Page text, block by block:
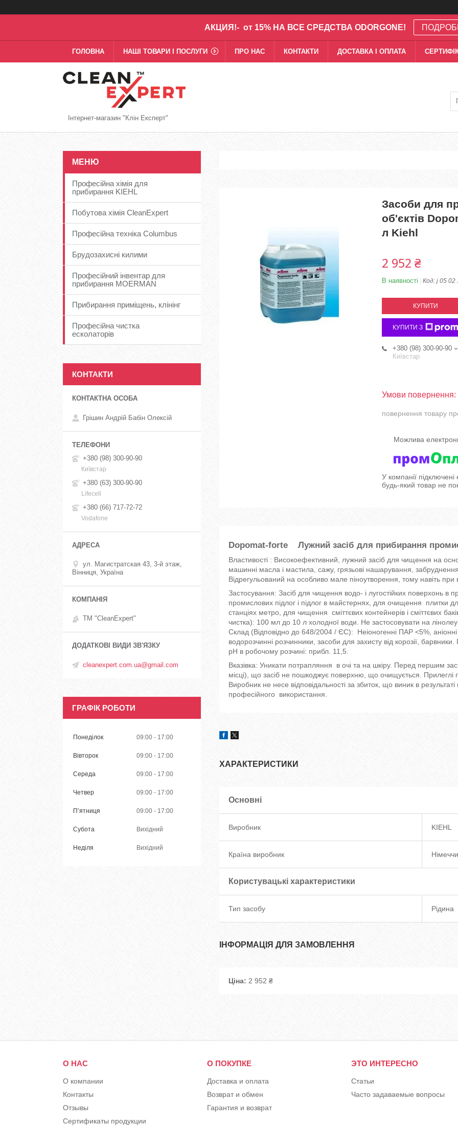
АКЦИЯ!- от 15% НА ВСЕ СРЕДСТВА ODORGONE!
ГОЛОВНА НАШІ ТОВАРИ І ПОСЛУГИ ПРО НАС КОНТАКТИ ДОСТАВКА І ОПЛАТА
Інтернет-магазин "Клін Експерт"
Засоби для
об'єктів
л Kiehl
2 952 ₴
В наявності Код: j 05 02
КУПИТИ
КУПИТИ З
+380 (98) 300-90-90
Київстар
повернення товару
У компанії
будь-який товар не
Dopomat-forte Лужний засіб для прибирання
Властивості : Високоефективний, лужний засіб для чищення на
машинні масла і мастила, сажу, грязьові нашарування,
Відрегульований на особливо мале піноутворення, тому навіть
Застосування: Засіб для чищення водо- і лугостійких поверхонь в
промислових підлог і підлог в майстернях, для очищення плитки
станціях метро, для чищення сміттєвих контейнерів і сміттєвих
чистка): 100 мл до 10 л холодної води. Не застосовувати на
Склад (Відповідно до 648/2004 / ЄС): Неіоногенні ПАР <5%,
водорозчинні розчинники, засоби для захисту від корозії,
pH в робочому розчині: прибл. 11,5.
Вказівка: Уникати потрапляння в очі та на шкіру. Перед першим
місці), що засіб не пошкоджує поверхню, що очищується. Прилеглі
Виробник не несе відповідальності за збиток, що виник в
професійного використання.
ХАРАКТЕРИСТИКИ
Основні
Виробник KIEHL
Країна виробник
Користувацькі характеристики
Тип засобу Рідина
ІНФОРМАЦІЯ ДЛЯ ЗАМОВЛЕННЯ
Ціна: 2 952 ₴
Професійна хімія для
прибирання KIEHL
Побутова хімія CleanExpert
Професійна техніка Columbus
Брудозахисні килими
Професійний інвентар для
прибирання MOERMAN
Прибирання приміщень, клінінг
Професійна чистка
есколаторів
КОНТАКТИ
Грішин Андрій Бабін Олексій
+380 (98) 300-90-90
Київстар
+380 (63) 300-90-90
Lifecell
+380 (66) 717-72-72
Vodafone
ул. Магистратская 43, 3-й этаж,
Вінниця, Україна
ТМ "CleanExpert"
cleanexpert.com.ua@gmail.com
ГРАФІК РОБОТИ
Понеділок 09:00 17:00
Вівторок 09:00 17:00
Середа 09:00 17:00
Четвер 09:00 17:00
Пʼятниця 09:00 17:00
Субота Вихідний
Неділя Вихідний
О НАС
О компании
Контакты
Отзывы
Сертификаты продукции
О ПОКУПКЕ
Доставка и оплата
Возврат и обмен
Гарантия и возврат
ЭТО ИНТЕРЕСНО
Статьи
Часто задаваемые вопросы